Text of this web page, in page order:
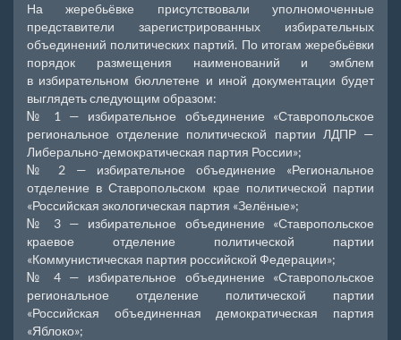
На жеребьёвке присутствовали уполномоченные
представители зарегистрированных избирательных
объединений политических партий. По итогам жеребьёвки
порядок размещения наименований и эмблем
в избирательном бюллетене и иной документации будет
выглядеть следующим образом:
№ 1 — избирательное объединение «Ставропольское
региональное отделение политической партии ЛДПР —
Либерально-демократическая партия России»;
№ 2 — избирательное объединение «Региональное
отделение в Ставропольском крае политической партии
«Российская экологическая партия «Зелёные»;
№ 3 — избирательное объединение «Ставропольское
краевое отделение политической партии
«Коммунистическая партия российской Федерации»;
№ 4 — избирательное объединение «Ставропольское
региональное отделение политической партии
«Российская объединенная демократическая партия
«Яблоко»;